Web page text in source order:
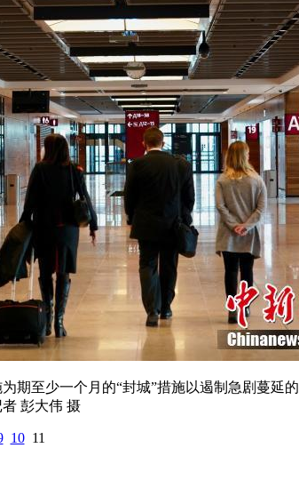
期至少一个月的“封城”措施以遏制急剧蔓延
彭大伟 摄
10 11